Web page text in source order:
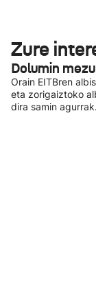
Zure
Dolumin
Orain EITBren
eta zorigaiztoko
dira samin agurrak.